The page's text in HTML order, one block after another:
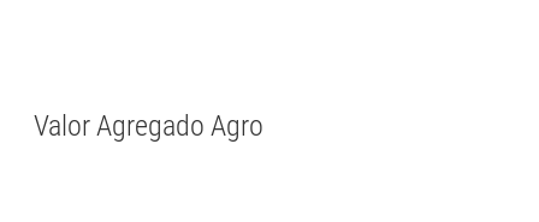
Valor Agregado Agro